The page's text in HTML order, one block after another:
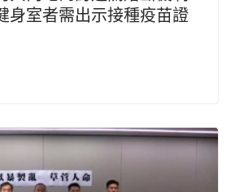
身室者需出示接種疫苗證